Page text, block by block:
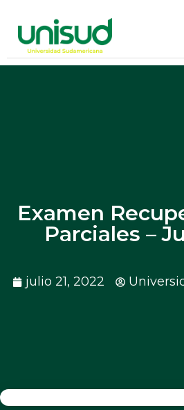
Examen
Parciales –
julio 21, 2022